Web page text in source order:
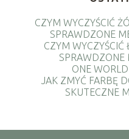
CZYM WYCZYŚCIĆ
SPRAWDZONE
CZYM WYCZYŚCIĆ
SPRAWDZONE
ONE
JAK ZMYĆ FARBĘ
SKUTECZNE